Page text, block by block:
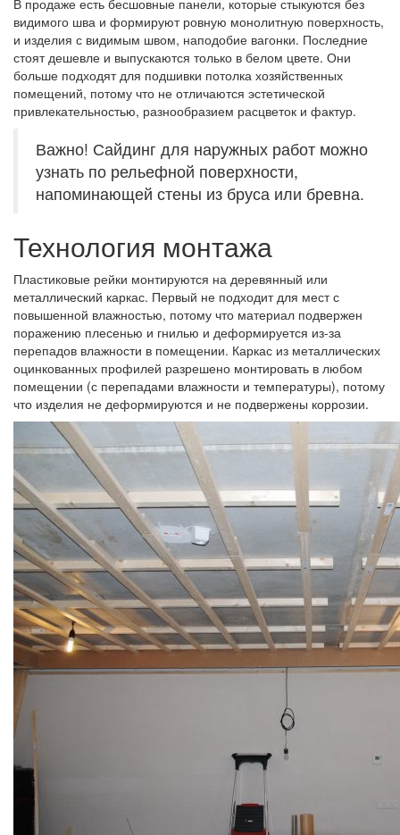
В продаже есть бесшовные панели, которые стыкуются без
видимого шва и формируют ровную монолитную поверхность,
и изделия с видимым швом, наподобие вагонки. Последние
стоят дешевле и выпускаются только в белом цвете. Они
больше подходят для подшивки потолка хозяйственных
помещений, потому что не отличаются эстетической
привлекательностью, разнообразием расцветок и фактур.
Важно! Сайдинг для наружных работ можно
узнать по рельефной поверхности,
напоминающей стены из бруса или бревна.
Технология монтажа
Пластиковые рейки монтируются на деревянный или
металлический каркас. Первый не подходит для мест с
повышенной влажностью, потому что материал подвержен
поражению плесенью и гнилью и деформируется из-за
перепадов влажности в помещении. Каркас из металлических
оцинкованных профилей разрешено монтировать в любом
помещении (с перепадами влажности и температуры), потому
что изделия не деформируются и не подвержены коррозии.